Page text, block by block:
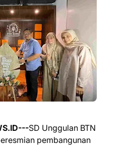
SD Unggulan BTN
pembangunan